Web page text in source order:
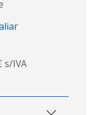
s/IVA